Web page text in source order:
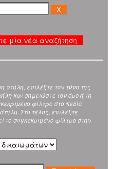
μία νέα αναζήτηση
στήλη, επιλέξτε τον τύπο της
και σημειώστε τον όρο ή τη
φίλτρο στο πεδίο
Στο τέλος, επιλέξτε
το συγκεκριμένο φίλτρο στην